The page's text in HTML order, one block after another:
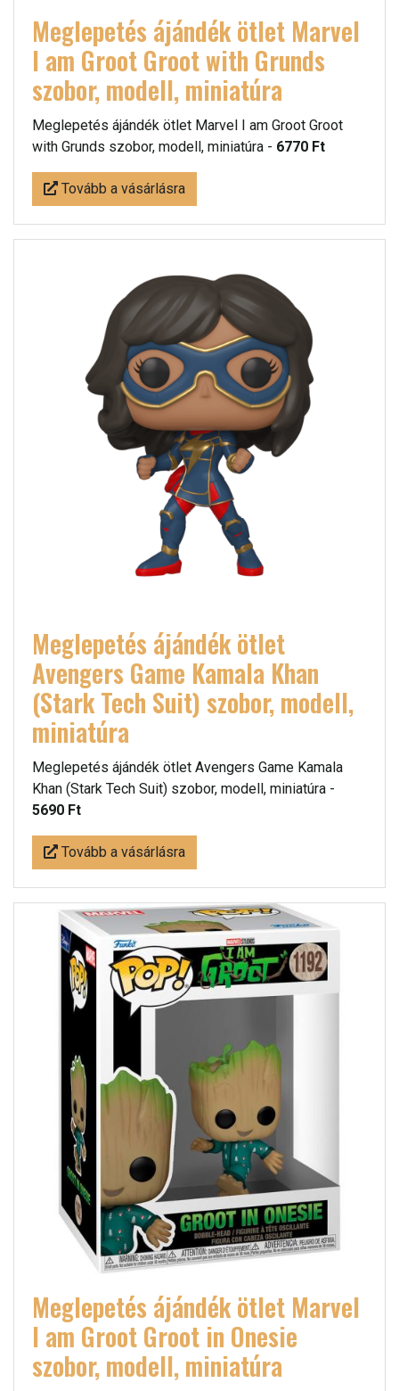
Meglepetés ájándék ötlet Marvel
I am Groot Groot with Grunds
szobor, modell, miniatúra
Meglepetés ájándék ötlet Marvel I am Groot Groot
with Grunds szobor, modell, miniatúra - 6770 Ft
Tovább a vásárlásra
Meglepetés ájándék ötlet
Avengers Game Kamala Khan
(Stark Tech Suit) szobor, modell,
miniatúra
Meglepetés ájándék ötlet Avengers Game Kamala
Khan (Stark Tech Suit) szobor, modell, miniatúra -
5690 Ft
Tovább a vásárlásra
Meglepetés ájándék ötlet Marvel
I am Groot Groot in Onesie
szobor, modell, miniatúra